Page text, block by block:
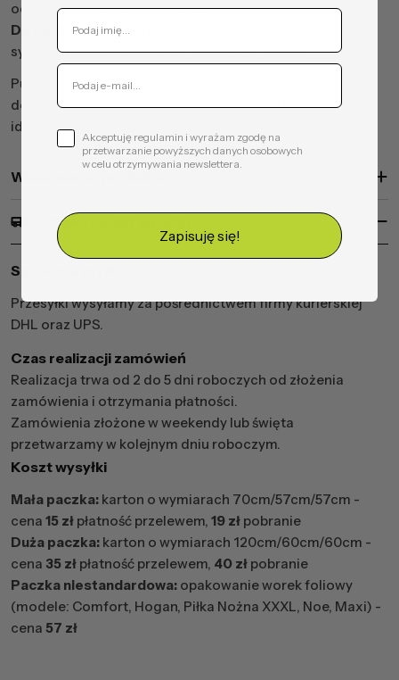
odpoczynku, czytania i relaksu.
Do użytku wewnętrznego
sypialni, pokoju dziecka czy domowym biurze.
Pufa SAKWA M BUKLA to połączenie nowoczesnego
designu, funkcjonalności i maksymalnego komfortu –
idealny dodatek do każdego wnętrza.
Właściwości produktu
Dostawa i koszt wysyłki
Sposób wysyłki
Przesyłki wysyłamy za pośrednictwem firmy kurierskiej
DHL oraz UPS.
Czas realizacji zamówień
Realizacja trwa od 2 do 5 dni roboczych od złożenia
zamówienia i otrzymania płatności.
Zamówienia złożone w weekendy lub święta
przetwarzamy w kolejnym dniu roboczym.
Koszt wysyłki
Mała paczka: karton o wymiarach 70cm/57cm/57cm -
cena 15 zł płatność przelewem, 19 zł pobranie
Duża paczka: karton o wymiarach 120cm/60cm/60cm -
cena 35 zł płatność przelewem, 40 zł pobranie
Paczka niestandardowa: opakowanie worek foliowy
(modele: Comfort, Hogan, Piłka Nożna XXXL, Noe, Maxi) -
cena 57 zł
Akceptuję regulamin i wyrażam zgodę na
przetwarzanie powyższych danych osobowych
w celu otrzymywania newslettera.
Zapisuję się!